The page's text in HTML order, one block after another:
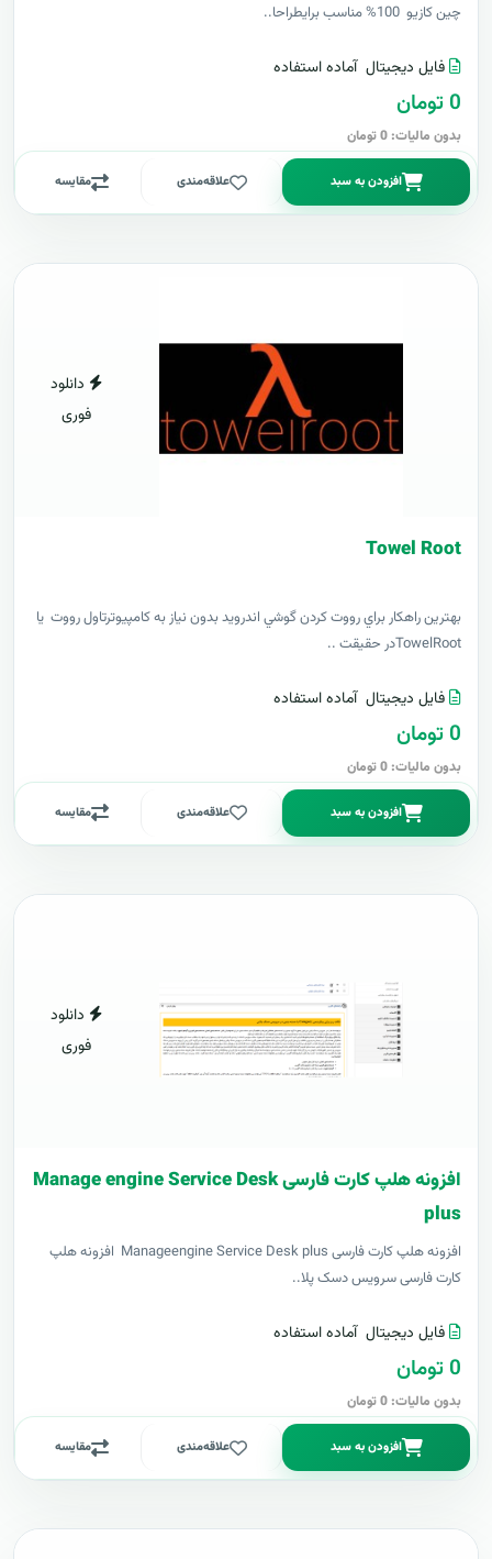
چين کازيو 100% مناسب برايطراحا..
فایل دیجیتال آماده استفاده
0 تومان
بدون مالیات: 0 تومان
افزودن به سبد علاقه‌مندی مقایسه
دانلود
فوری
Towel Root
بهترين راهکار براي رووت کردن گوشي اندرويد بدون نياز به کامپيوترتاول رووت يا
TowelRootدر حقيقت ..
فایل دیجیتال آماده استفاده
0 تومان
بدون مالیات: 0 تومان
افزودن به سبد علاقه‌مندی مقایسه
دانلود
فوری
افزونه هلپ کارت فارسی Manage engine Service Desk
plus
افزونه هلپ کارت فارسی Manageengine Service Desk plus افزونه هلپ
کارت فارسی سرویس دسک پلا..
فایل دیجیتال آماده استفاده
0 تومان
بدون مالیات: 0 تومان
افزودن به سبد علاقه‌مندی مقایسه